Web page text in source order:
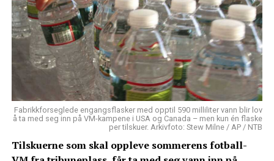
Fabrikkforseglede engangsflasker med opptil 590 milliliter vann blir lov
å ta med seg inn på VM-kampene i USA og Canada – men kun én flaske
per tilskuer. Arkivfoto: Stew Milne / AP / NTB
Tilskuerne som skal oppleve sommerens fotball-